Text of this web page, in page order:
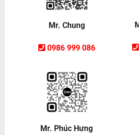
Mr. Chung
0986 999 086
Mr. Phúc Hưng